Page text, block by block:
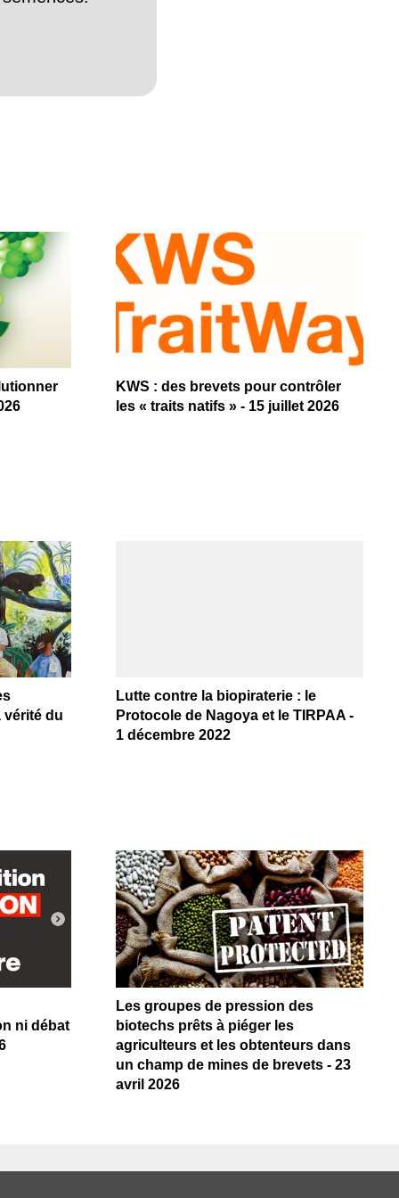
KWS : des brevets pour contrôler
les « traits natifs » - 15 juillet 2026
vérité du
Lutte contre la biopiraterie : le
Protocole de Nagoya et le TIRPAA -
1 décembre 2022
ni débat
Les groupes de pression des
biotechs prêts à piéger les
agriculteurs et les obtenteurs dans
un champ de mines de brevets - 23
avril 2026